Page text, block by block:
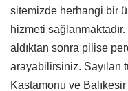
sitemizde herhangi bir
hizmeti
aldıktan sonra pilise
arayabilirsiniz. Sayılan
Kastamonu ve